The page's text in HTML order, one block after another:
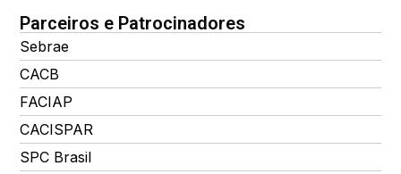
Parceiros e Patrocinadores
Sebrae
CACB
FACIAP
CACISPAR
SPC Brasil